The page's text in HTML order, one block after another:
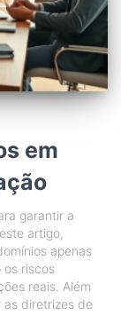
em
garantir a
artigo,
apenas
riscos
reais. Além
as diretrizes de